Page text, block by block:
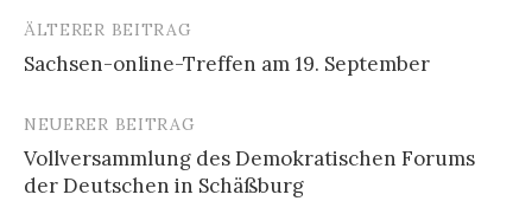
Beitrags-
Navigation
ÄLTERER BEITRAG
Sachsen-online-Treffen am 19. September
NEUERER BEITRAG
Vollversammlung des Demokratischen Forums
der Deutschen in Schäßburg